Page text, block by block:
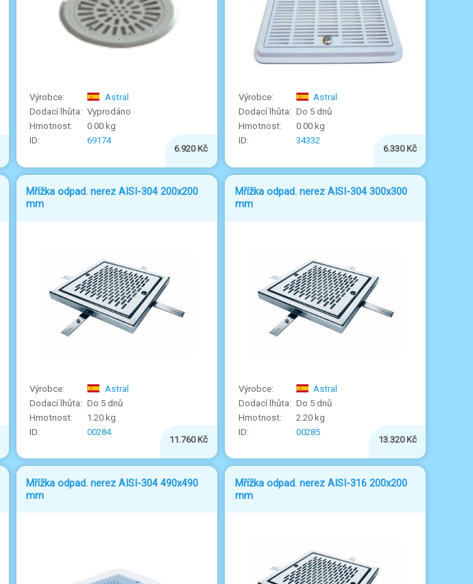
Astral
Vyprodáno
0.00 kg
69174
6.920 Kč
Astral
Do 5 dnů
0.00 kg
34332
6.330 Kč
Mřížka odpad. nerez AISI-304 200x200
mm
Astral
Do 5 dnů
1.20 kg
00284
11.760 Kč
Mřížka odpad. nerez AISI-304 300x300
mm
Astral
Do 5 dnů
2.20 kg
00285
13.320 Kč
Mřížka odpad. nerez AISI-304 490x490
mm
Mřížka odpad. nerez AISI-316 200x200
mm